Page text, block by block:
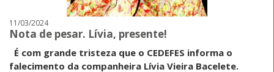
11/03/2024
Nota de pesar. Lívia, presente!
É com grande tristeza que o CEDEFES informa o
falecimento da companheira Lívia Vieira Bacelete.